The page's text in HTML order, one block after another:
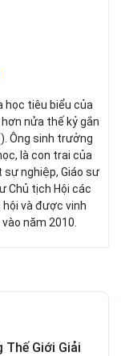
học tiêu biểu của
nửa thế kỷ gắn
Ông sinh trưởng
là con trai của
sự nghiệp, Giáo sư
Chủ tịch Hội các
hội và được vinh
năm 2010.
Thế Giới Giải